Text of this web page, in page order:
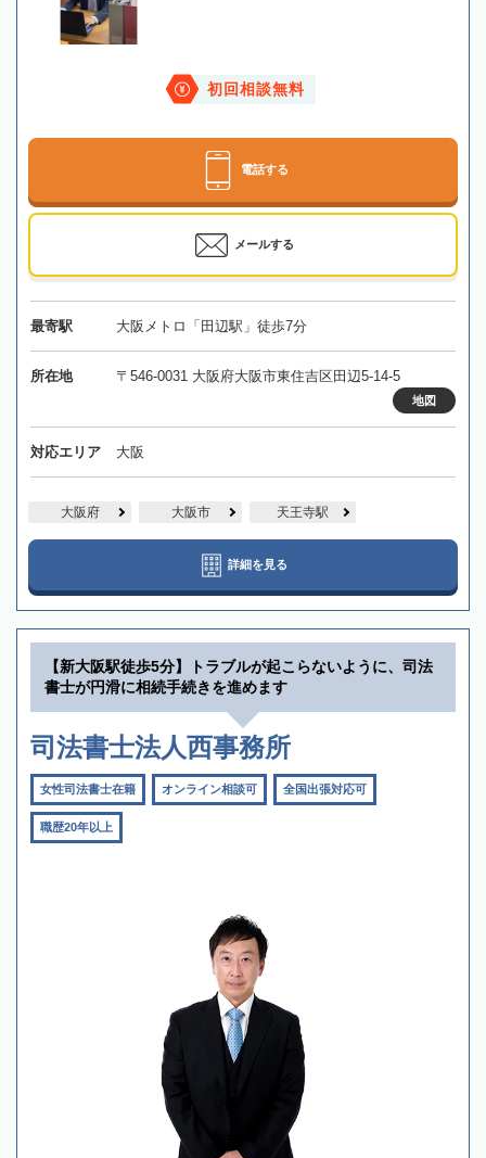
初回相談無料
電話する
メールする
最寄駅 大阪メトロ「田辺駅」徒歩7分
所在地 〒546-0031 大阪府大阪市東住吉区田辺5-14-5
地図
対応エリア 大阪
大阪府 大阪市 天王寺駅
詳細を見る
【新大阪駅徒歩5分】トラブルが起こらないように、司法
書士が円滑に相続手続きを進めます
司法書士法人西事務所
女性司法書士在籍 オンライン相談可 全国出張対応可
職歴20年以上